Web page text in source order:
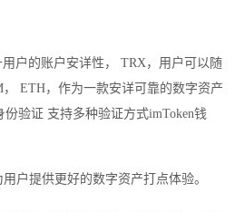
户的账户安详性， TRX，用户可以随
ETH，作为一款安详可靠的数字资产
验证 支持多种验证方式imToken钱
户提供更好的数字资产打点体验。